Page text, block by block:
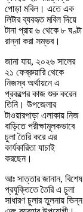
পোড়া মবিল। এতে এক
লিটার ব্যবহৃত মবিল দিয়ে
টানা প্রায় ৬ থেকে ৮ ঘণ্টা
রান্না করা সম্ভব।
জানা যায়, ২০২৬ সালের
২১ ফেব্রুয়ারি থেকে
নিজস্ব অর্থায়নে এ
প্রকল্পের কাজ শুরু করেন
তিনি। উপজেলার
টাওয়ারপাড়া এলাকায় নিজ
বাড়িতে পরীক্ষামূলকভাবে
চুলা তৈরি করে এর
কার্যকারিতা যাচাই
করছেন।
আঃ সাত্তার জানান, বিশেষ
প্রযুক্তিতে তৈরি এ চুলা
সাধারণ চুলার তুলনায় ভিন্ন